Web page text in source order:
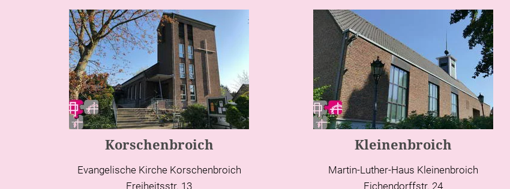
Korschenbroich
Evangelische Kirche Korschenbroich
Freiheitsstr. 13
Kleinenbroich
Martin-Luther-Haus Kleinenbroich
Eichendorffstr. 24